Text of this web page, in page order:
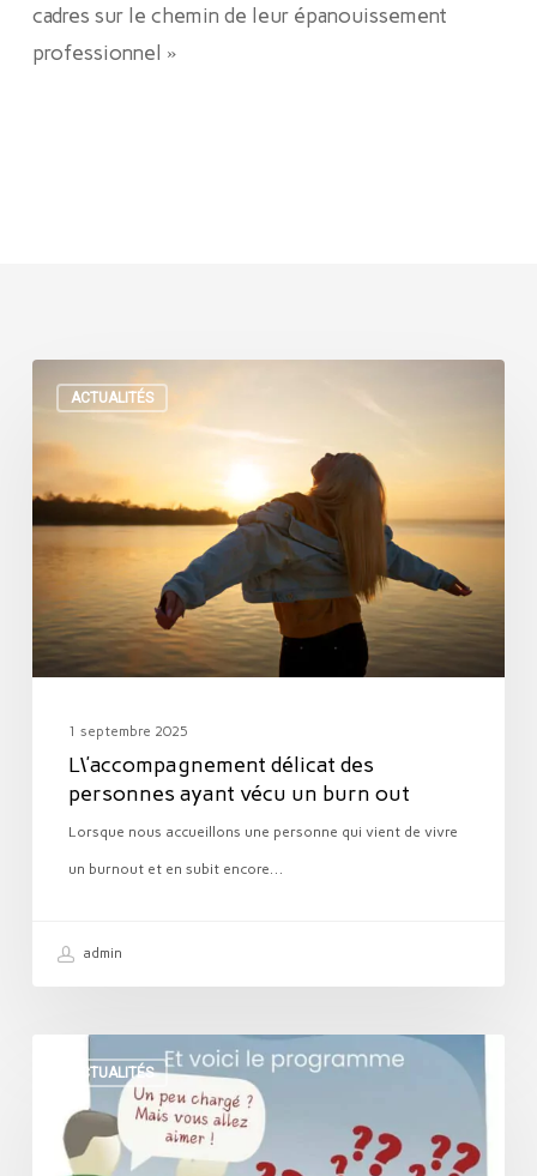
cadres sur le chemin de leur épanouissement
professionnel »
ACTUALITÉS
L\’accompagnement
délicat
des
personnes
ayant
un
burn
out
1 septembre 2025
L\’accompagnement délicat des
personnes ayant vécu un burn out
Lorsque nous accueillons une personne qui vient de vivre
un burnout et en subit encore…
admin
ACTUALITÉS
accueillons
nouveaux